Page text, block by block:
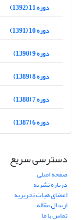
دوره 11 (1392)
دوره 10 (1391)
دوره 9 (1390)
دوره 8 (1389)
دوره 7 (1388)
دوره 6 (1387)
دسترسی سریع
صفحه اصلی
درباره نشریه
اعضای هیات تحریریه
ارسال مقاله
تماس با ما